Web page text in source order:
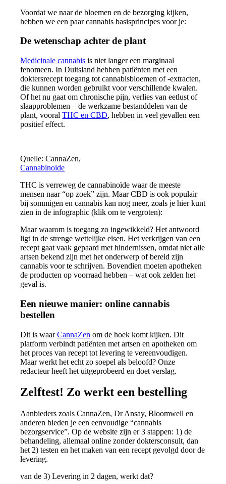
Voordat we naar de bloemen en de bezorging kijken,
hebben we een paar cannabis basisprincipes voor je:
De wetenschap achter de plant
Medicinale cannabis is niet langer een marginaal
fenomeen. In Duitsland hebben patiënten met een
doktersrecept toegang tot cannabisbloemen of -extracten,
die kunnen worden gebruikt voor verschillende kwalen.
Of het nu gaat om chronische pijn, verlies van eetlust of
slaapproblemen – de werkzame bestanddelen van de
plant, vooralTHC en CBD, hebben in veel gevallen een
positief effect.
Quelle: CannaZen,
Cannabinoide
THC is verreweg de cannabinoïde waar de meeste
mensen naar “op zoek” zijn. Maar CBD is ook populair
bij sommigen en cannabis kan nog meer, zoals je hier kunt
zien in de infographic (klik om te vergroten):
Maar waarom is toegang zo ingewikkeld? Het antwoord
ligt in de strenge wettelijke eisen. Het verkrijgen van een
recept gaat vaak gepaard met hindernissen, omdat niet alle
artsen bekend zijn met het onderwerp of bereid zijn
cannabis voor te schrijven. Bovendien moeten apotheken
de producten op voorraad hebben – wat ook zelden het
geval is.
Een nieuwe manier: online cannabis
bestellen
Dit is waarCannaZen om de hoek komt kijken. Dit
platform verbindt patiënten met artsen en apotheken om
het proces van recept tot levering te vereenvoudigen.
Maar werkt het echt zo soepel als beloofd? Onze
redacteur heeft het uitgeprobeerd en doet verslag.
Zelftest! Zo werkt een bestelling
Aanbieders zoals CannaZen, Dr Ansay, Bloomwell en
anderen bieden je een eenvoudige “cannabis
bezorgservice”. Op de website zijn er 3 stappen: 1) de
behandeling, allemaal online zonder doktersconsult, dan
het 2) testen en het maken van een recept gevolgd door de
levering.
van de 3) Levering in 2 dagen, werkt dat?